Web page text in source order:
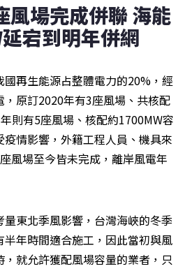
風場完成併聯 海能
宕到明年併網
再生能源占整體電力的20%，經
原訂2020年有3座風場、共核配
則有5座風場、核配約1700MW容
情影響，外籍工程人員、機具來
風場至今皆未完成，離岸風電年
東北季風影響，台灣海峽的冬季
年時間適合施工，因此當初與風
就允許獲配風場容量的業者，只